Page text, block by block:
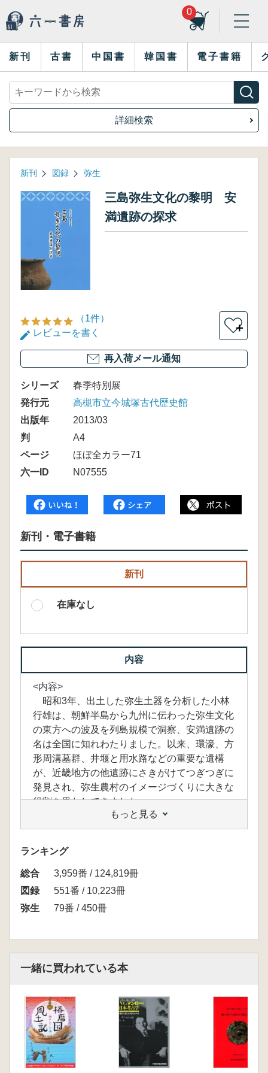
0
新刊 古書 中国書 韓国書 電子書籍
詳細検索
新刊 図録 弥生
三島弥生文化の黎明 安
満遺跡の探求
（1件）
レビューを書く
＋
再入荷メール通知
シリーズ
春季特別展
発行元
高槻市立今城塚古代歴史館
出版年
2013/03
判
A4
ページ
ほぼ全カラー71
六一ID
N07555
新刊・電子書籍
新刊
在庫なし
内容
<内容>
昭和3年、出土した弥生土器を分析した小林
行雄は、朝鮮半島から九州に伝わった弥生文化
の東方への波及を列島規模で洞察、安満遺跡の
名は全国に知れわたりました。以来、環濠、方
形周溝墓群、井堰と用水路などの重要な遺構
が、近畿地方の他遺跡にさきがけてつぎつぎに
発見され、弥生農村のイメージづくりに大きな
役割を果たしてきました。
本展では、安満遺跡の数々の出土品ととも
に、三島の弥生文化を語るうえで欠かすことが
できない東奈良遺跡の銅鐸や鋳型をはじめとす
る青銅器製作の関連資料をあわせて展示いたし
ます。とくに平成11年に出土した最古の銅鐸と
される「東奈良銅鐸」に関しては、最新の研究
を紹介するなかで、銅鐸の発祥についても論及
東奈良
展示品解説 弥生のムラの風景
1.コメを食べる
2.コメをつくる
3.村の生業
4.狩りと戦い
もっと見る
ランキング
総合
3,959番 / 124,819冊
図録
551番 / 10,223冊
弥生
79番 / 450冊
一緒に買われている本